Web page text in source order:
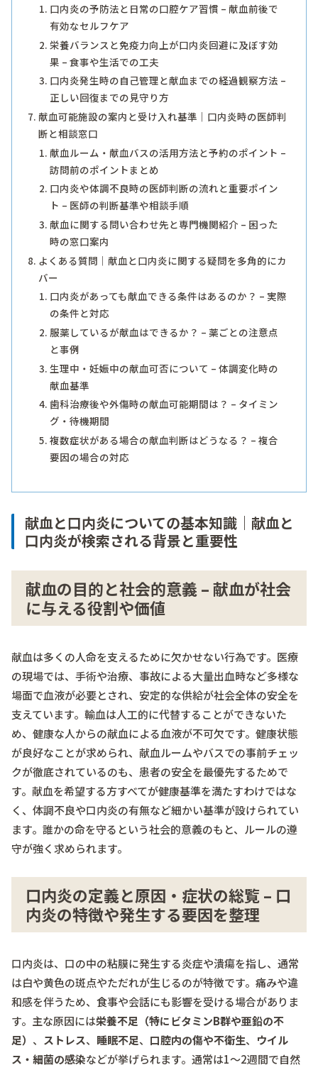
口内炎の予防法と日常の口腔ケア習慣 – 献血前後で
有効なセルフケア
栄養バランスと免疫力向上が口内炎回避に及ぼす効
果 – 食事や生活での工夫
口内炎発生時の自己管理と献血までの経過観察方法 –
正しい回復までの見守り方
献血可能施設の案内と受け入れ基準｜口内炎時の医師判
断と相談窓口
献血ルーム・献血バスの活用方法と予約のポイント –
訪問前のポイントまとめ
口内炎や体調不良時の医師判断の流れと重要ポイン
ト – 医師の判断基準や相談手順
献血に関する問い合わせ先と専門機関紹介 – 困った
時の窓口案内
よくある質問｜献血と口内炎に関する疑問を多角的にカ
バー
口内炎があっても献血できる条件はあるのか？ – 実際
の条件と対応
服薬しているが献血はできるか？ – 薬ごとの注意点
と事例
生理中・妊娠中の献血可否について – 体調変化時の
献血基準
歯科治療後や外傷時の献血可能期間は？ – タイミン
グ・待機期間
複数症状がある場合の献血判断はどうなる？ – 複合
要因の場合の対応
献血と口内炎についての基本知識｜献血と
口内炎が検索される背景と重要性
献血の目的と社会的意義 – 献血が社会
に与える役割や価値
献血は多くの人命を支えるために欠かせない行為です。医療
の現場では、手術や治療、事故による大量出血時など多様な
場面で血液が必要とされ、安定的な供給が社会全体の安全を
支えています。輸血は人工的に代替することができないた
め、健康な人からの献血による血液が不可欠です。健康状態
が良好なことが求められ、献血ルームやバスでの事前チェッ
クが徹底されているのも、患者の安全を最優先するためで
す。献血を希望する方すべてが健康基準を満たすわけではな
く、体調不良や口内炎の有無など細かい基準が設けられてい
ます。誰かの命を守るという社会的意義のもと、ルールの遵
守が強く求められます。
口内炎の定義と原因・症状の総覧 – 口
内炎の特徴や発生する要因を整理
口内炎は、口の中の粘膜に発生する炎症や潰瘍を指し、通常
は白や黄色の斑点やただれが生じるのが特徴です。痛みや違
和感を伴うため、食事や会話にも影響を受ける場合がありま
す。主な原因には栄養不足（特にビタミンB群や亜鉛の不
足） 、 ストレス、 睡眠不足、 口腔内の傷や不衛生、 ウイル
ス・細菌の感染などが挙げられます。通常は1～2週間で自然